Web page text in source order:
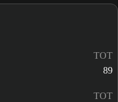
TOT
89
TOT